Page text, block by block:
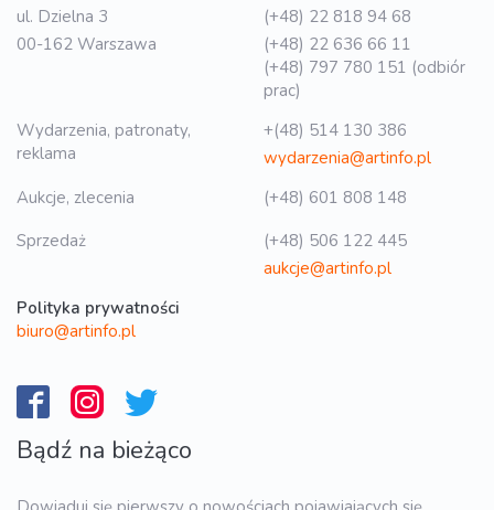
ul. Dzielna 3
00-162 Warszawa
(+48) 22 818 94 68
(+48) 22 636 66 11
(+48) 797 780 151 (odbiór
prac)
Wydarzenia, patronaty,
reklama
+(48) 514 130 386
wydarzenia@artinfo.pl
Aukcje, zlecenia
(+48) 601 808 148
Sprzedaż
(+48) 506 122 445
aukcje@artinfo.pl
Polityka prywatności
biuro@artinfo.pl
Bądź na bieżąco